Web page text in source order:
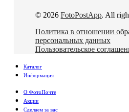
© 2026 FotoPostApp. All
Политика в отношении
персональных данных
Пользовательское
Каталог
Информация
О ФотоПочте
Акции
Сделаем за вас